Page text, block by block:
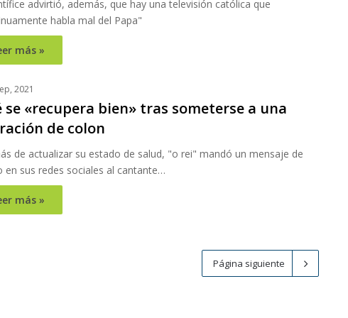
advirtió, además, que hay una televisión católica que
habla mal del Papa"
más »
2021
se «recupera bien» tras someterse a una
de colon
de actualizar su estado de salud, "o rei" mandó un mensaje de
en sus redes sociales al cantante…
más »
Página siguiente